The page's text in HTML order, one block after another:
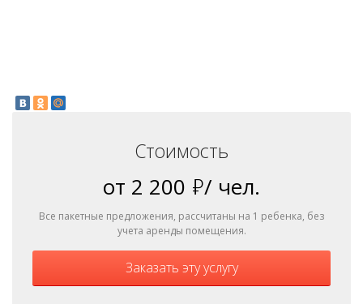
Стоимость
от 2 200 ь/ чел.
Все пакетные предложения, рассчитаны на 1 ребенка, без
учета аренды помещения.
Заказать эту услугу